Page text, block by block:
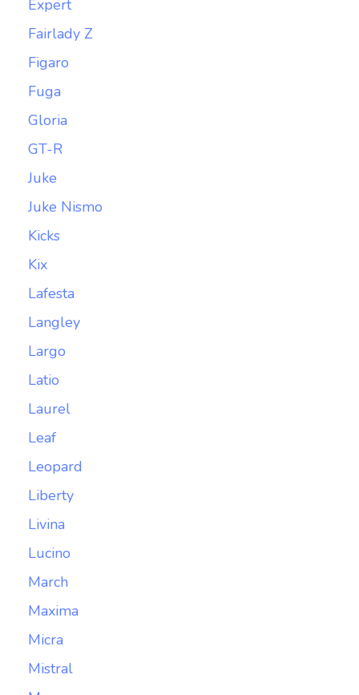
Expert
Fairlady Z
Figaro
Fuga
Gloria
GT-R
Juke
Juke Nismo
Kicks
Kix
Lafesta
Langley
Largo
Latio
Laurel
Leaf
Leopard
Liberty
Livina
Lucino
March
Maxima
Micra
Mistral